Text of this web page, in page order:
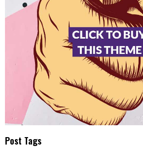
Post Tags